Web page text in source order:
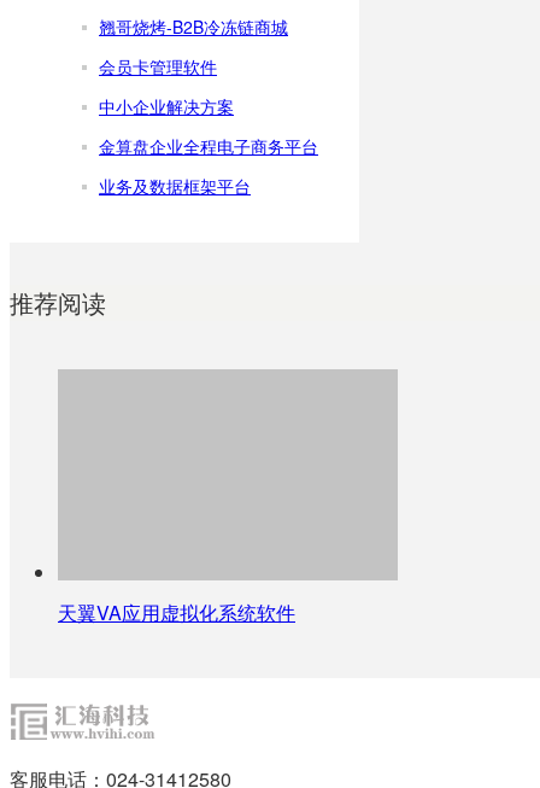
翘哥烧烤-B2B冷冻链商城
会员卡管理软件
中小企业解决方案
金算盘企业全程电子商务平台
业务及数据框架平台
推荐阅读
天翼VA应用虚拟化系统软件
客服电话：024-31412580